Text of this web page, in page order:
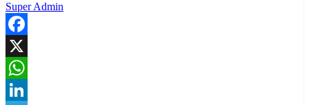
Super Admin
Facebook
X
WhatsApp